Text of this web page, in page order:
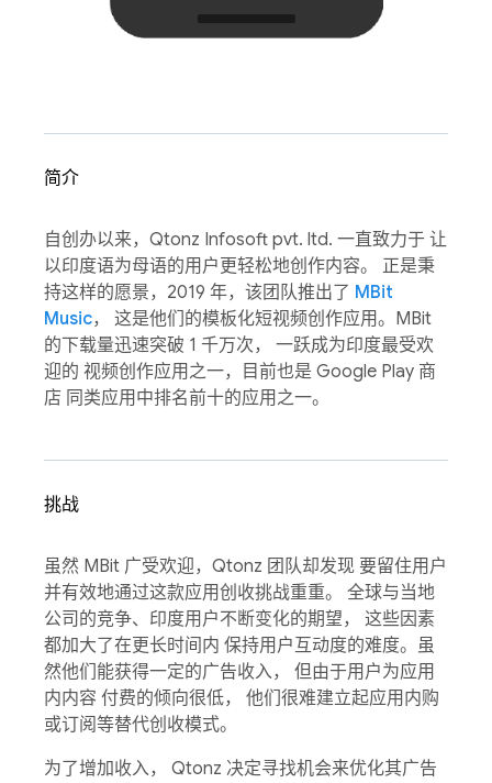
简介
自创办以来，Qtonz Infosoft pvt. ltd. 一直致力于 让
以印度语为母语的用户更轻松地创作内容。 正是秉
持这样的愿景，2019 年，该团队推出了 MBit
Music， 这是他们的模板化短视频创作应用。MBit
的下载量迅速突破 1 千万次， 一跃成为印度最受欢
迎的 视频创作应用之一，目前也是 Google Play 商
店 同类应用中排名前十的应用之一。
挑战
虽然 MBit 广受欢迎，Qtonz 团队却发现 要留住用户
并有效地通过这款应用创收挑战重重。 全球与当地
公司的竞争、印度用户不断变化的期望， 这些因素
都加大了在更长时间内 保持用户互动度的难度。虽
然他们能获得一定的广告收入， 但由于用户为应用
内内容 付费的倾向很低， 他们很难建立起应用内购
或订阅等替代创收模式。
为了增加收入， Qtonz 决定寻找机会来优化其广告